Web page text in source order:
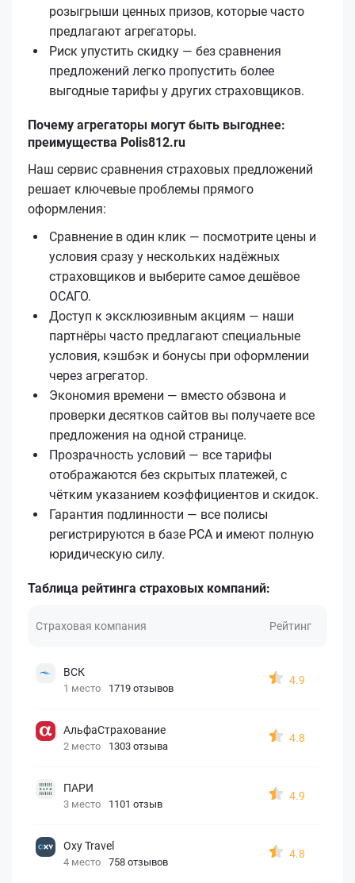
розыгрыши ценных призов, которые часто
предлагают агрегаторы.
Риск упустить скидку — без сравнения
предложений легко пропустить более
выгодные тарифы у других страховщиков.
Почему агрегаторы могут быть выгоднее:
преимущества Polis812.ru
Наш сервис сравнения страховых предложений
решает ключевые проблемы прямого
оформления:
Сравнение в один клик — посмотрите цены и
условия сразу у нескольких надёжных
страховщиков и выберите самое дешёвое
ОСАГО.
Доступ к эксклюзивным акциям — наши
партнёры часто предлагают специальные
условия, кэшбэк и бонусы при оформлении
через агрегатор.
Экономия времени — вместо обзвона и
проверки десятков сайтов вы получаете все
предложения на одной странице.
Прозрачность условий — все тарифы
отображаются без скрытых платежей, с
чётким указанием коэффициентов и скидок.
Гарантия подлинности — все полисы
регистрируются в базе РСА и имеют полную
юридическую силу.
Таблица рейтинга страховых компаний:
Страховая компания Рейтинг
ВСК
1 место 1719 отзывов
4.9
АльфаСтрахование
2 место 1303 отзыва
4.8
ПАРИ
3 место 1101 отзыв
4.9
Oxy Travel
4 место 758 отзывов
4.8